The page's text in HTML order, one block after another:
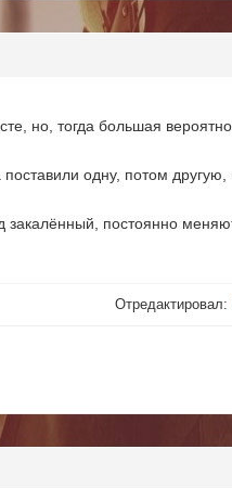
но, тогда большая
одну, потом
постоянно
Отредактировал: